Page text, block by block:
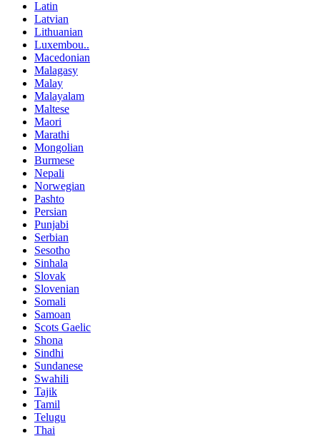
Latin
Latvian
Lithuanian
Luxembou..
Macedonian
Malagasy
Malay
Malayalam
Maltese
Maori
Marathi
Mongolian
Burmese
Nepali
Norwegian
Pashto
Persian
Punjabi
Serbian
Sesotho
Sinhala
Slovak
Slovenian
Somali
Samoan
Scots Gaelic
Shona
Sindhi
Sundanese
Swahili
Tajik
Tamil
Telugu
Thai